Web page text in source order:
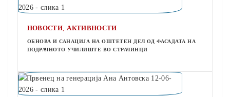
НОВОСТИ,АКТИВНОСТИ
ОБНОВА И САНАЦИЈА НА ОШТЕТЕН ДЕЛ ОД ФАСАДАТА НА
ПОДРАЧНОТО УЧИЛИШТЕ ВО СТРАЧИНЦИ